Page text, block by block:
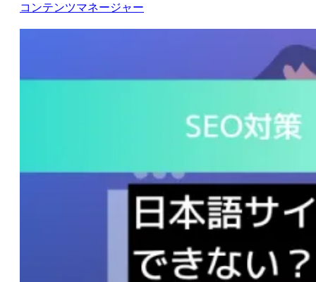
コンテンツマネージャー